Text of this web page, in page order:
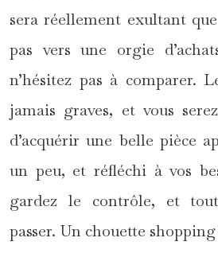
sera réellement exultant
pas vers une orgie
n’hésitez pas à comparer.
jamais graves, et vous
d’acquérir une belle pièce
un peu, et réfléchi à vos
gardez le contrôle, et
passer. Un chouette